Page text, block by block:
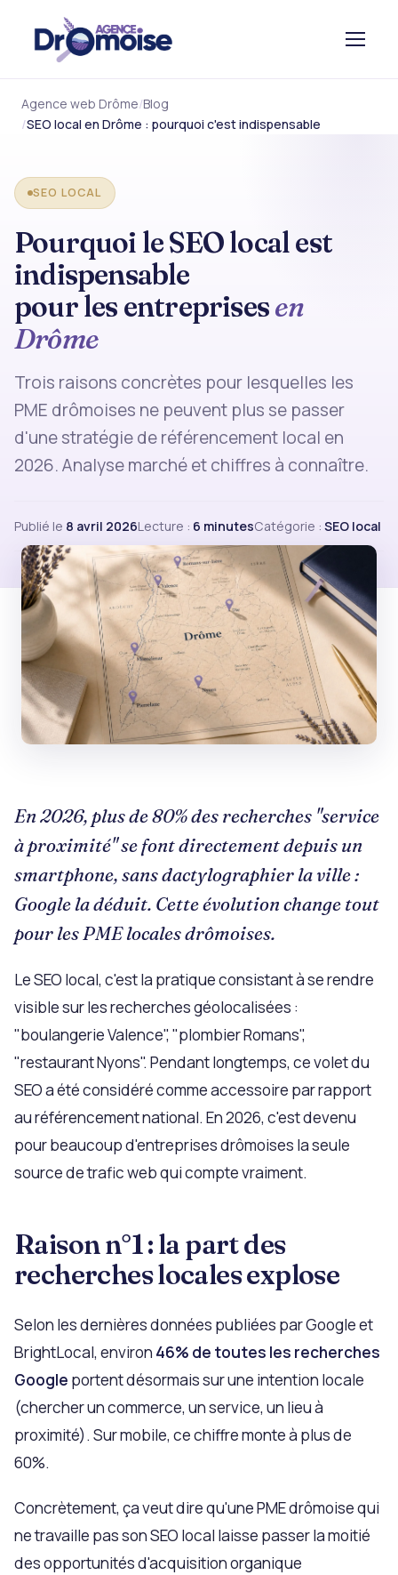
Agence web Drôme Blog
SEO local en Drôme : pourquoi c'est indispensable
SEO LOCAL
Pourquoi le SEO local est
indispensable
pour les entreprisesen
Drôme
Trois raisons concrètes pour lesquelles les
PME drômoises ne peuvent plus se passer
d'une stratégie de référencement local en
2026. Analyse marché et chiffres à connaître.
Publié le 8 avril 2026Lecture : 6 minutesCatégorie : SEO local
En 2026, plus de 80% des recherches "service
à proximité" se font directement depuis un
smartphone, sans dactylographier la ville :
Google la déduit. Cette évolution change tout
pour les PME locales drômoises.
Le SEO local, c'est la pratique consistant à se rendre
visible sur les recherches géolocalisées :
"boulangerie Valence", "plombier Romans",
"restaurant Nyons". Pendant longtemps, ce volet du
SEO a été considéré comme accessoire par rapport
au référencement national. En 2026, c'est devenu
pour beaucoup d'entreprises drômoises la seule
source de trafic web qui compte vraiment.
Raison n°1 : la part des
recherches locales explose
Selon les dernières données publiées par Google et
BrightLocal, environ 46% de toutes les recherches
Google portent désormais sur une intention locale
(chercher un commerce, un service, un lieu à
proximité). Sur mobile, ce chiffre monte à plus de
60%.
Concrètement, ça veut dire qu'une PME drômoise qui
ne travaille pas son SEO local laisse passer la moitié
des opportunités d'acquisition organique